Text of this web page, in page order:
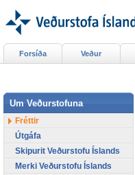
Forsíða Veður
Um Veðurstofuna
Fréttir
Útgáfa
Skipurit Veðurstofu Íslands
Merki Veðurstofu Íslands